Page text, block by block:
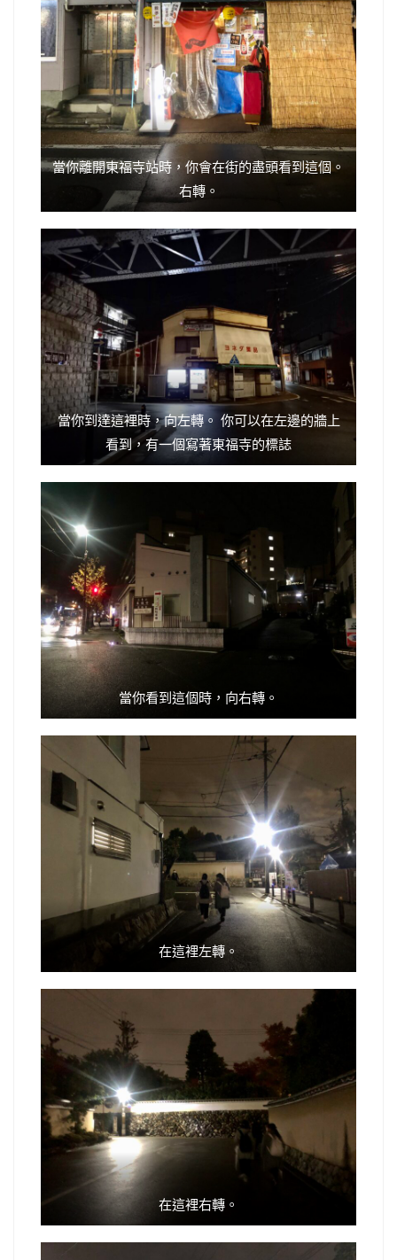
當你離開東福寺站時，你會在街的盡頭看到這個。
右轉。
當你到達這裡時，向左轉。 你可以在左邊的牆上
看到，有一個寫著東福寺的標誌
當你看到這個時，向右轉。
在這裡左轉。
在這裡右轉。